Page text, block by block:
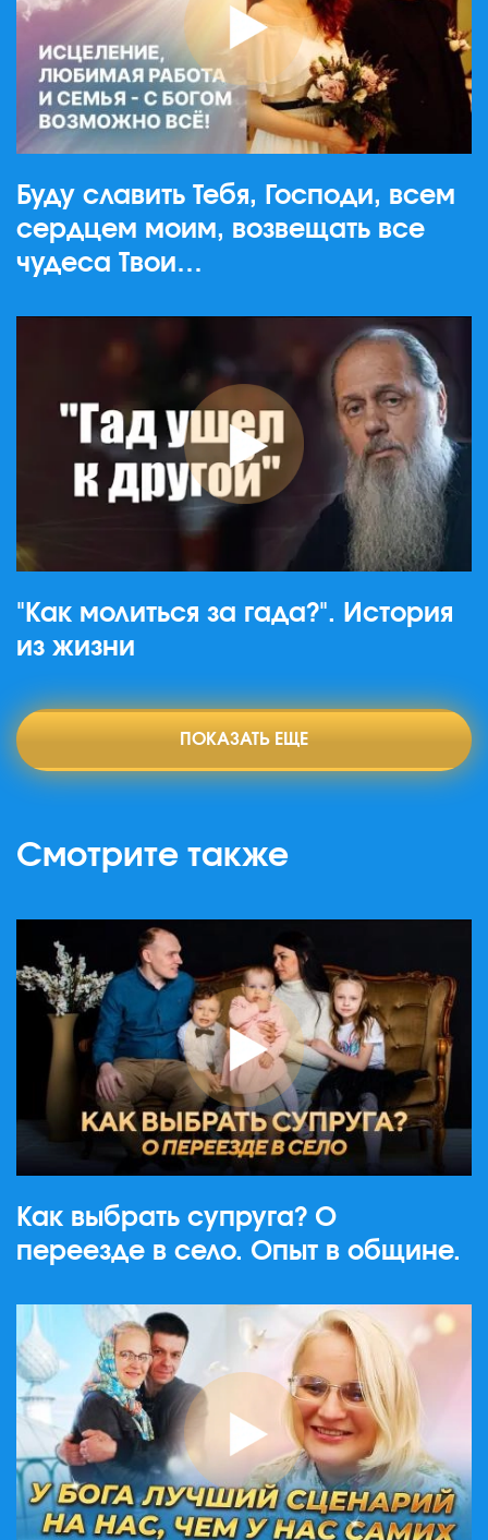
Буду славить Тебя, Господи, всем
сердцем моим, возвещать все
чудеса Твои…
"Как молиться за гада?". История
из жизни
ПОКАЗАТЬ ЕЩЕ
Смотрите также
Как выбрать супруга? О
переезде в село. Опыт в общине.